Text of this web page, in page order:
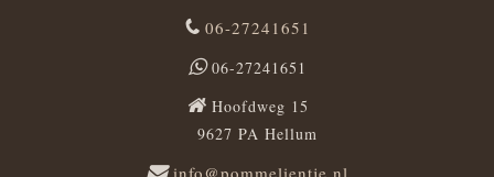
06-27241651
06-27241651
Hoofdweg 15
9627 PA Hellum